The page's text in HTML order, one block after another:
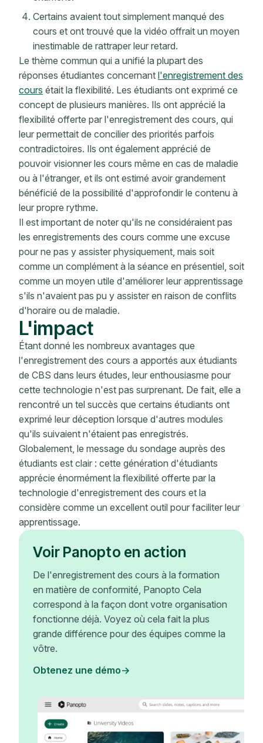
Certains avaient tout simplement manqué des
cours et ont trouvé que la vidéo offrait un moyen
inestimable de rattraper leur retard.
Le thème commun qui a unifié la plupart des
réponses étudiantes concernant l'enregistrement des
cours était la flexibilité. Les étudiants ont exprimé ce
concept de plusieurs manières. Ils ont apprécié la
flexibilité offerte par l'enregistrement des cours, qui
leur permettait de concilier des priorités parfois
contradictoires. Ils ont également apprécié de
pouvoir visionner les cours même en cas de maladie
ou à l'étranger, et ils ont estimé avoir grandement
bénéficié de la possibilité d'approfondir le contenu à
leur propre rythme.
Il est important de noter qu'ils ne considéraient pas
les enregistrements des cours comme une excuse
pour ne pas y assister physiquement, mais soit
comme un complément à la séance en présentiel, soit
comme un moyen utile d'améliorer leur apprentissage
s'ils n'avaient pas pu y assister en raison de conflits
d'horaire ou de maladie.
L'impact
Étant donné les nombreux avantages que
l'enregistrement des cours a apportés aux étudiants
de CBS dans leurs études, leur enthousiasme pour
cette technologie n'est pas surprenant. De fait, elle a
rencontré un tel succès que certains étudiants ont
exprimé leur déception lorsque d'autres modules
qu'ils suivaient n'étaient pas enregistrés.
Globalement, le message du sondage auprès des
étudiants est clair : cette génération d'étudiants
apprécie énormément la flexibilité offerte par la
technologie d'enregistrement des cours et la
considère comme un excellent outil pour faciliter leur
apprentissage.
Voir Panopto en action
De l'enregistrement des cours à la formation
en matière de conformité, Panopto Cela
correspond à la façon dont votre organisation
fonctionne déjà. Voyez où cela fait la plus
grande différence pour des équipes comme la
vôtre.
Obtenez une démo